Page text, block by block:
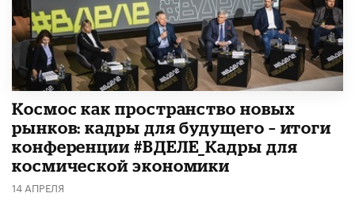
Космос как пространство новых
рынков: кадры для будущего – итоги
конференции #ВДЕЛЕ_Кадры для
космической экономики
14 АПРЕЛЯ